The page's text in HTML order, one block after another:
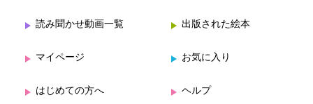
読み聞かせ動画一覧 出版された絵本
マイページ お気に入り
はじめての方へ ヘルプ